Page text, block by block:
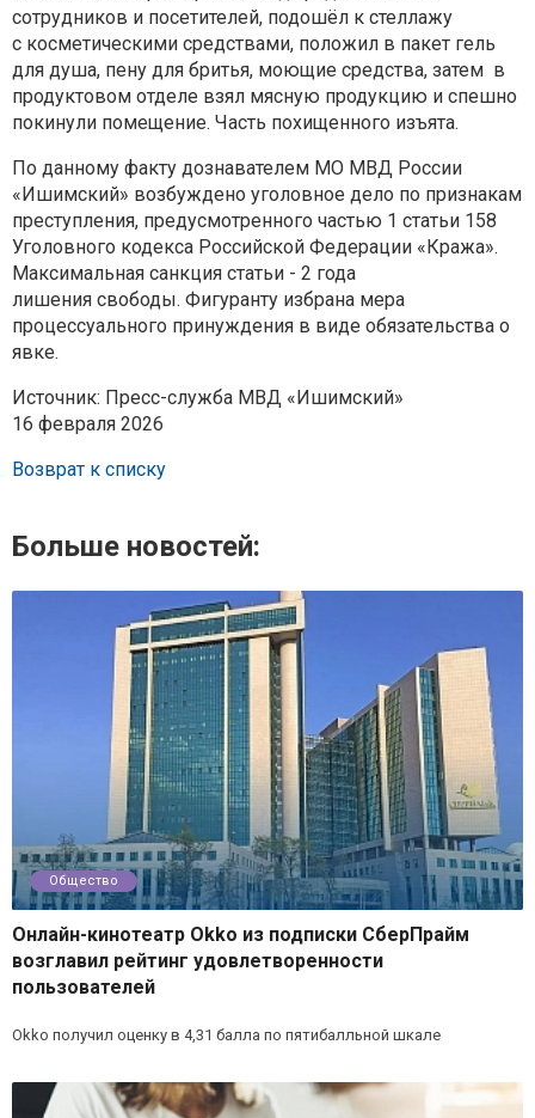
сотрудников и посетителей, подошёл к стеллажу
с косметическими средствами, положил в пакет гель
для душа, пену для бритья, моющие средства, затем в
продуктовом отделе взял мясную продукцию и спешно
покинули помещение. Часть похищенного изъята.
По данному факту дознавателем МО МВД России
«Ишимский» возбуждено уголовное дело по признакам
преступления, предусмотренного частью 1 статьи 158
Уголовного кодекса Российской Федерации «Кража».
Максимальная санкция статьи - 2 года
лишения свободы. Фигуранту избрана мера
процессуального принуждения в виде обязательства о
явке.
Источник: Пресс-служба МВД «Ишимский»
16 февраля 2026
Возврат к списку
Больше новостей:
Общество
Онлайн-кинотеатр Okko из подписки СберПрайм
возглавил рейтинг удовлетворенности
пользователей
Okko получил оценку в 4,31 балла по пятибалльной шкале